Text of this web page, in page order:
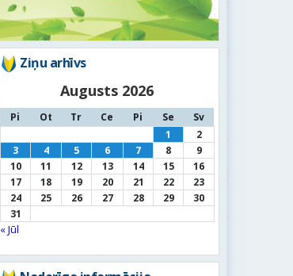
Ziņu arhīvs
Augusts 2026
Pi Ot Tr Ce Pi Se
Sv
1
2
3
4 5 6 7 8
9
10
11 12 13 14 15
16
17
18 19 20 21 22
23
24
25 26 27 28 29
30
31
« Jūl